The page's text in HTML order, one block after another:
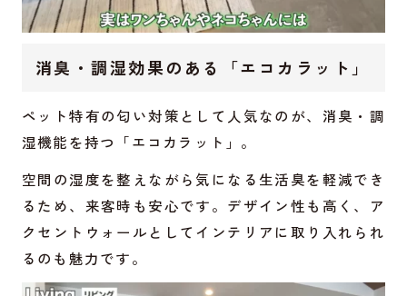
消臭・調湿効果のある「エコカラット」
ペット特有の匂い対策として人気なのが、消臭・調
湿機能を持つ「エコカラット」。
空間の湿度を整えながら気になる生活臭を軽減でき
るため、来客時も安心です。デザイン性も高く、ア
クセントウォールとしてインテリアに取り入れられ
るのも魅力です。